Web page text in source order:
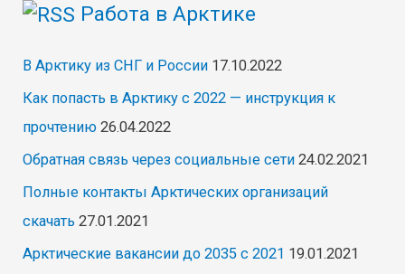
Работа в Арктике
В Арктику из СНГ и России 17.10.2022
Как попасть в Арктику с 2022 — инструкция к
прочтению 26.04.2022
Обратная связь через социальные сети 24.02.2021
Полные контакты Арктических организаций
скачать 27.01.2021
Арктические вакансии до 2035 с 2021 19.01.2021